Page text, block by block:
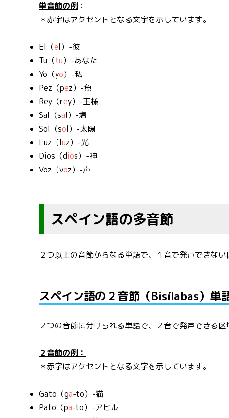
単音節の例 ：
＊赤字はアクセントとなる文字を示しています。
El（el）-彼
Tu（tu）-あなた
Yo（yo）-私
Pez（pez）-魚
Rey（rey）-王様
Sal（sal）-塩
Sol（sol）-太陽
Luz（luz）-光
Dios（dios）-神
Voz（voz）-声
スペイン語の多音節
２つ以上の音節からなる単語で、１音で発声できない
スペイン語の２音節（Bisílabas）単
２つの音節に分けられる単語で、２音で発声できる区
２音節の例：
＊赤字はアクセントとなる文字を示しています。
Gato（ga-to）-猫
Pato（pa-to）-アヒル